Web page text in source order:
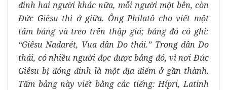
đinh hai người khác nữa, mỗi người một bên, còn
Đức Giêsu thì ở giữa. Ông Philatô cho viết một
tấm bảng và treo trên thập giá; bảng đó có ghi:
“Giêsu Nadarét, Vua dân Do thái.” Trong dân Do
thái, có nhiều người đọc được bảng đó, vì nơi Đức
Giêsu bị đóng đinh là một địa điểm ở gần thành.
Tấm bảng này viết bằng các tiếng: Hípri, Latinh